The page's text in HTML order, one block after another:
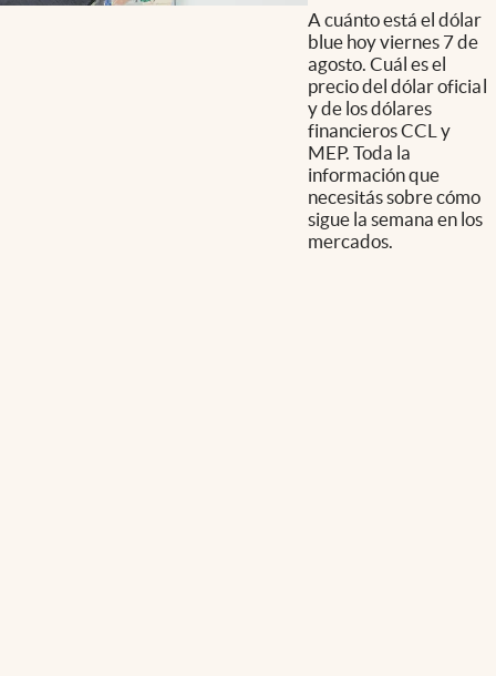
A cuánto está el dólar
blue hoy viernes 7 de
agosto. Cuál es el
precio del dólar oficial
y de los dólares
financieros CCL y
MEP. Toda la
información que
necesitás sobre cómo
sigue la semana en los
mercados.